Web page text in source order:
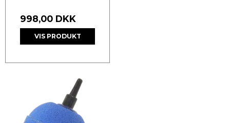
998,00 DKK
VIS PRODUKT